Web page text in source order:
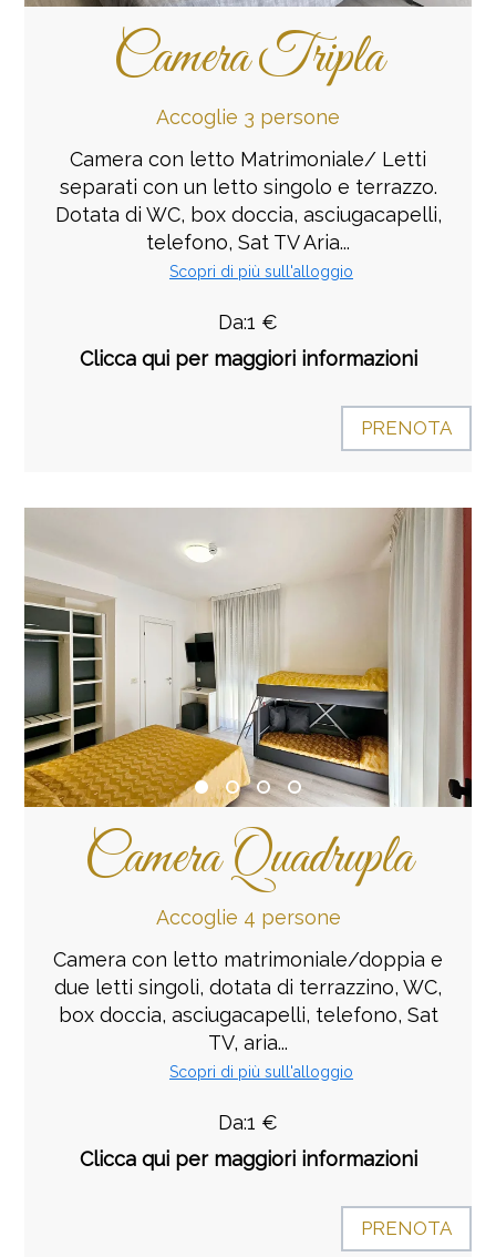
Camera Tripla
Accoglie 3 persone
Camera con letto Matrimoniale/ Letti
separati con un letto singolo e terrazzo.
Dotata di WC, box doccia, asciugacapelli,
telefono, Sat TV Aria...
Scopri di più sull'alloggio
Da:1 €
Clicca qui per maggiori informazioni
PRENOTA
Camera Quadrupla
Accoglie 4 persone
Camera con letto matrimoniale/doppia e
due letti singoli, dotata di terrazzino, WC,
box doccia, asciugacapelli, telefono, Sat
TV, aria...
Scopri di più sull'alloggio
Da:1 €
Clicca qui per maggiori informazioni
PRENOTA